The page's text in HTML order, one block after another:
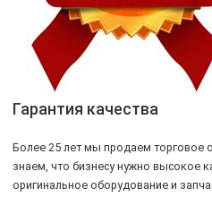
Гарантия качества
Более 25 лет мы продаем торговое
знаем, что бизнесу нужно высокое
оригинальное оборудование и